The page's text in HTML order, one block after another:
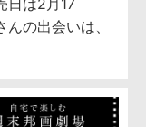
の出会いは、